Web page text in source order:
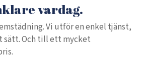
vardag.
Vi utför en enkel tjänst,
sätt. Och till ett mycket